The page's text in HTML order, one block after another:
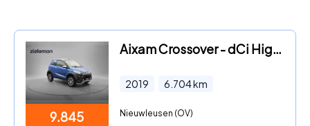
9.845
Aixam Crossover - dCi Highline Sport - 2019 - 6.704 Km - Leer, PDC, Lichtmetal
2019 6.704km
Nieuwleusen (OV)